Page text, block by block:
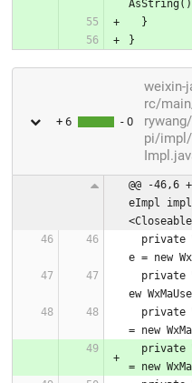
  }
}
+ 6 - 0
weixin-
rc/
pi/impl/
@@ -46,6
eImpl
e = new
ew
= new
= new